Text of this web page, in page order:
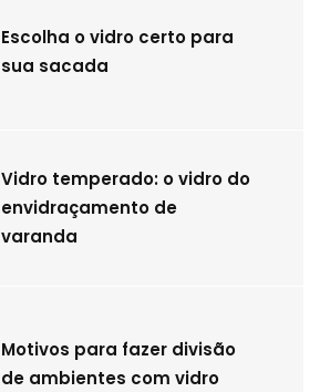
Escolha o vidro certo para
sua sacada
Vidro temperado: o vidro do
envidraçamento de
varanda
Motivos para fazer divisão
de ambientes com vidro